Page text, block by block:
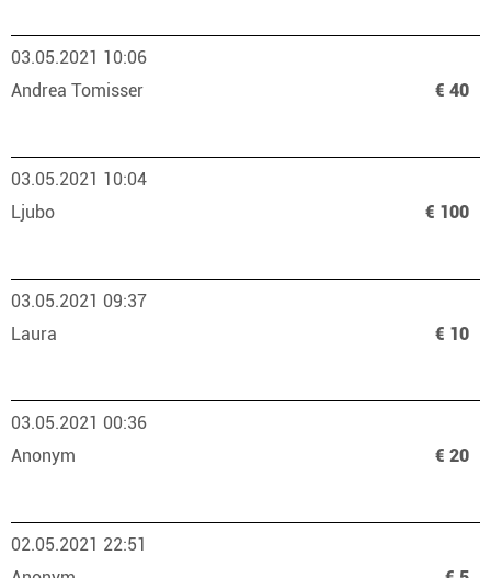
03.05.2021 10:06
Andrea Tomisser
€ 40
03.05.2021 10:04
Ljubo
€ 100
03.05.2021 09:37
Laura
€ 10
03.05.2021 00:36
Anonym
€ 20
02.05.2021 22:51